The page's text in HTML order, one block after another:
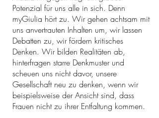
Potenzial für uns alle in sich. Denn
myGiulia hört zu. Wir gehen achtsam mit
uns anvertrauten Inhalten um, wir lassen
Debatten zu, wir fördern kritisches
Denken. Wir bilden Realitäten ab,
hinterfragen starre Denkmuster und
scheuen uns nicht davor, unsere
Gesellschaft neu zu denken, wenn wir
beispielsweise der Ansicht sind, dass
Frauen nicht zu ihrer Entfaltung kommen.